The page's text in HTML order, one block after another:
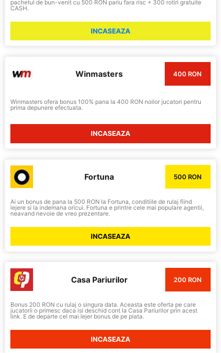
pachetul de bun-venit cu 500 RON pariu fara risc + 300 rotiri gratuite
CASH.
INCASEAZA
Winmasters 400 RON
Winmasters ofera bonus 100% pana la 400 RON noilor jucatori pentru
prima depunere efectuata.
INCASEAZA
Fortuna 500 RON
Ai un bonus de pana la 500 RON la Fortuna, conditiile de rulaj fiind
lejere si la indemana oricui. Fortuna e printre cele mai populare agentii,
neavand nevoie de vreo prezentare.
INCASEAZA
Casa Pariurilor 200 RON
Bonus 200 RON cu rulaj o singura data. Aceasta este oferta pe care
jucatorii o primesc daca isi deschid cont la Casa Pariurilor prin acest
link. E de departe cel mai lejer bonus de pe piata.
INCASEAZA